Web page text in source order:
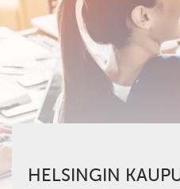
HELSINGIN